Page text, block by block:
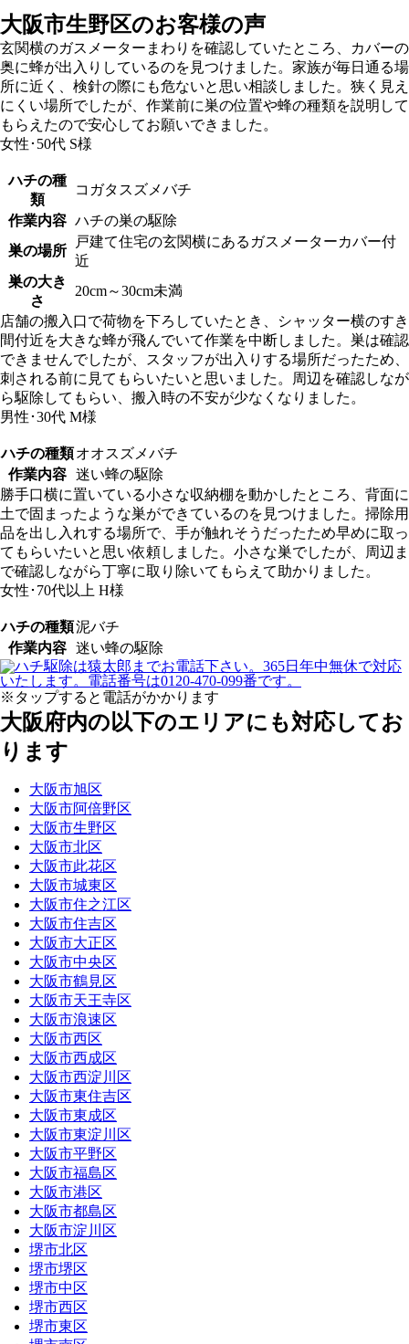
大阪市生野区のお客様の声
玄関横のガスメーターまわりを確認していたところ、カバーの
奥に蜂が出入りしているのを見つけました。家族が毎日通る場
所に近く、検針の際にも危ないと思い相談しました。狭く見え
にくい場所でしたが、作業前に巣の位置や蜂の種類を説明して
もらえたので安心してお願いできました。
女性･50代 S様
ハチの種
類
コガタスズメバチ
作業内容 ハチの巣の駆除
巣の場所
戸建て住宅の玄関横にあるガスメーターカバー付
近
巣の大き
さ
20cm～30cm未満
店舗の搬入口で荷物を下ろしていたとき、シャッター横のすき
間付近を大きな蜂が飛んでいて作業を中断しました。巣は確認
できませんでしたが、スタッフが出入りする場所だったため、
刺される前に見てもらいたいと思いました。周辺を確認しなが
ら駆除してもらい、搬入時の不安が少なくなりました。
男性･30代 M様
ハチの種類オオスズメバチ
作業内容 迷い蜂の駆除
勝手口横に置いている小さな収納棚を動かしたところ、背面に
土で固まったような巣ができているのを見つけました。掃除用
品を出し入れする場所で、手が触れそうだったため早めに取っ
てもらいたいと思い依頼しました。小さな巣でしたが、周辺ま
で確認しながら丁寧に取り除いてもらえて助かりました。
女性･70代以上 H様
ハチの種類泥バチ
作業内容 迷い蜂の駆除
※タップすると電話がかかります
大阪府内の以下のエリアにも対応してお
ります
大阪市旭区
大阪市阿倍野区
大阪市生野区
大阪市北区
大阪市此花区
大阪市城東区
大阪市住之江区
大阪市住吉区
大阪市大正区
大阪市中央区
大阪市鶴見区
大阪市天王寺区
大阪市浪速区
大阪市西区
大阪市西成区
大阪市西淀川区
大阪市東住吉区
大阪市東成区
大阪市東淀川区
大阪市平野区
大阪市福島区
大阪市港区
大阪市都島区
大阪市淀川区
堺市北区
堺市堺区
堺市中区
堺市西区
堺市東区